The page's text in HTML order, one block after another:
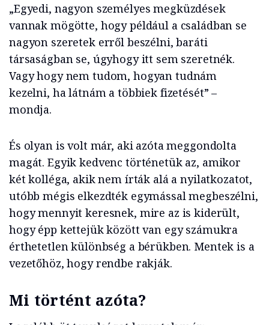
„Egyedi, nagyon személyes megküzdések
vannak mögötte, hogy például a családban se
nagyon szeretek erről beszélni, baráti
társaságban se, úgyhogy itt sem szeretnék.
Vagy hogy nem tudom, hogyan tudnám
kezelni, ha látnám a többiek fizetését” –
mondja.
És olyan is volt már, aki azóta meggondolta
magát. Egyik kedvenc történetük az, amikor
két kolléga, akik nem írták alá a nyilatkozatot,
utóbb mégis elkezdték egymással megbeszélni,
hogy mennyit keresnek, mire az is kiderült,
hogy épp kettejük között van egy számukra
érthetetlen különbség a bérükben. Mentek is a
vezetőhöz, hogy rendbe rakják.
Mi történt azóta?